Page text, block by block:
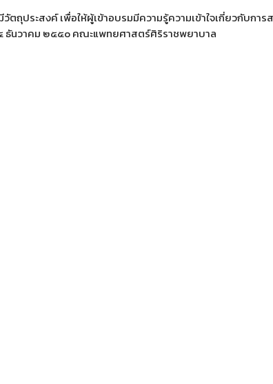
ถุประสงค์ เพื่อให้ผู้เข้าอบรมมีความรู้ความเข้าใจเกี่ยวกับก
ธันวาคม ๒๕๕o คณะแพทยศาสตร์ศิริราชพยาบาล